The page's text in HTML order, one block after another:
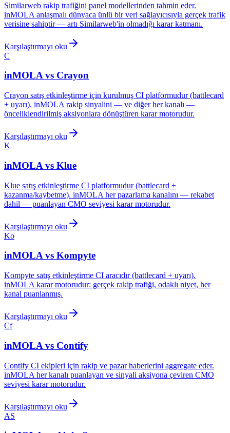
Similarweb rakip trafiğini panel modellerinden tahmin eder.
inMOLA anlaşmalı dünyaca ünlü bir veri sağlayıcısıyla gerçek trafik
verisine sahiptir — artı Similarweb'in olmadığı karar katmanı.
Karşılaştırmayı oku
C
inMOLA vs Crayon
Crayon satış etkinleştirme için kurulmuş CI platformudur (battlecard
+ uyarı). inMOLA rakip sinyalini — ve diğer her kanalı —
önceliklendirilmiş aksiyonlara dönüştüren karar motorudur.
Karşılaştırmayı oku
K
inMOLA vs Klue
Klue satış etkinleştirme CI platformudur (battlecard +
kazanma/kaybetme). inMOLA her pazarlama kanalını — rekabet
dahil — puanlayan CMO seviyesi karar motorudur.
Karşılaştırmayı oku
Ko
inMOLA vs Kompyte
Kompyte satış etkinleştirme CI aracıdır (battlecard + uyarı).
inMOLA karar motorudur: gerçek rakip trafiği, odaklı niyet, her
kanal puanlanmış.
Karşılaştırmayı oku
Cf
inMOLA vs Contify
Contify CI ekipleri için rakip ve pazar haberlerini aggregate eder.
inMOLA her kanalı puanlayan ve sinyali aksiyona çeviren CMO
seviyesi karar motorudur.
Karşılaştırmayı oku
AS